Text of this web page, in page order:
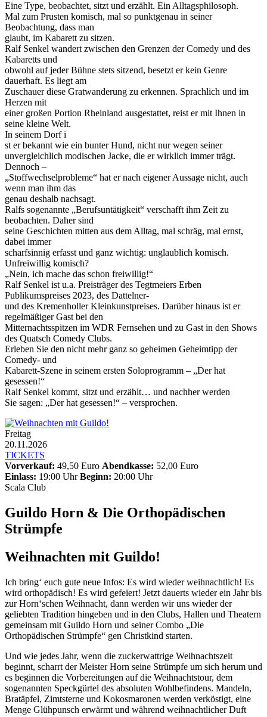
Eine Type, beobachtet, sitzt und erzählt. Ein Alltagsphilosoph.
Mal zum Prusten komisch, mal so punktgenau in seiner
Beobachtung, dass man
glaubt, im Kabarett zu sitzen.
Ralf Senkel wandert zwischen den Grenzen der Comedy und des
Kabaretts und
obwohl auf jeder Bühne stets sitzend, besetzt er kein Genre
dauerhaft. Es liegt am
Zuschauer diese Gratwanderung zu erkennen. Sprachlich und im
Herzen mit
einer großen Portion Rheinland ausgestattet, reist er mit Ihnen in
seine kleine Welt.
In seinem Dorf i
st er bekannt wie ein bunter Hund, nicht nur wegen seiner
unvergleichlich modischen Jacke, die er wirklich immer trägt.
Dennoch –
„Stoffwechselprobleme“ hat er nach eigener Aussage nicht, auch
wenn man ihm das
genau deshalb nachsagt.
Ralfs sogenannte „Berufsuntätigkeit“ verschafft ihm Zeit zu
beobachten. Daher sind
seine Geschichten mitten aus dem Alltag, mal schräg, mal ernst,
dabei immer
scharfsinnig erfasst und ganz wichtig: unglaublich komisch.
Unfreiwillig komisch?
„Nein, ich mache das schon freiwillig!“
Ralf Senkel ist u.a. Preisträger des Tegtmeiers Erben
Publikumspreises 2023, des Dattelner-
und des Kremenholler Kleinkunstpreises. Darüber hinaus ist er
regelmäßiger Gast bei den
Mitternachtsspitzen im WDR Fernsehen und zu Gast in den Shows
des Quatsch Comedy Clubs.
Erleben Sie den nicht mehr ganz so geheimen Geheimtipp der
Comedy- und
Kabarett-Szene in seinem ersten Soloprogramm – „Der hat
gesessen!“
Ralf Senkel kommt, sitzt und erzählt… und nachher werden
Sie sagen: „Der hat gesessen!“ – versprochen.
Freitag
20.11.2026
TICKETS
Vorverkauf: 49,50 Euro Abendkasse: 52,00 Euro
Einlass: 19:00 UhrBeginn: 20:00 Uhr
Scala Club
Guildo Horn & Die Orthopädischen
Strümpfe
Weihnachten mit Guildo!
Ich bring‘ euch gute neue Infos: Es wird wieder weihnachtlich! Es
wird orthopädisch! Es wird gefeiert! Jetzt dauerts wieder ein Jahr bis
zur Horn‘schen Weihnacht, dann werden wir uns wieder der
geliebten Tradition hingeben und in den Clubs, Hallen und Theatern
gemeinsam mit Guildo Horn und seiner Combo „Die
Orthopädischen Strümpfe“ gen Christkind starten.
Und wie jedes Jahr, wenn die zuckerwattrige Weihnachtszeit
beginnt, scharrt der Meister Horn seine Strümpfe um sich herum und
es beginnen die Vorbereitungen auf die Weihnachtstour, dem
sogenannten Speckgürtel des absoluten Wohlbefindens. Mandeln,
Bratäpfel, Zimtsterne und Kokosmaronen werden verköstigt, eine
Menge Glühpunsch erwärmt und während weihnachtlicher Duft